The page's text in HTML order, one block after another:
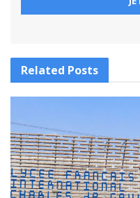
Related Posts